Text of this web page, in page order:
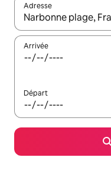
Adresse
Lorsque les résultats
Arrivée
Départ